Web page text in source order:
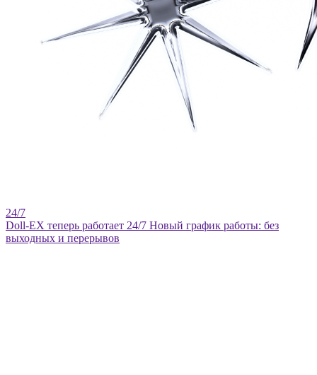
Doll-EX теперь работает 24/7 Новый график работы: без
выходных и перерывов